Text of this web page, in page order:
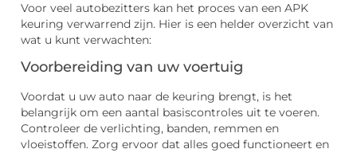
Voor veel autobezitters kan het proces van een APK
keuring verwarrend zijn. Hier is een helder overzicht van
wat u kunt verwachten:
Voorbereiding van uw voertuig
Voordat u uw auto naar de keuring brengt, is het
belangrijk om een aantal basiscontroles uit te voeren.
Controleer de verlichting, banden, remmen en
vloeistoffen. Zorg ervoor dat alles goed functioneert en